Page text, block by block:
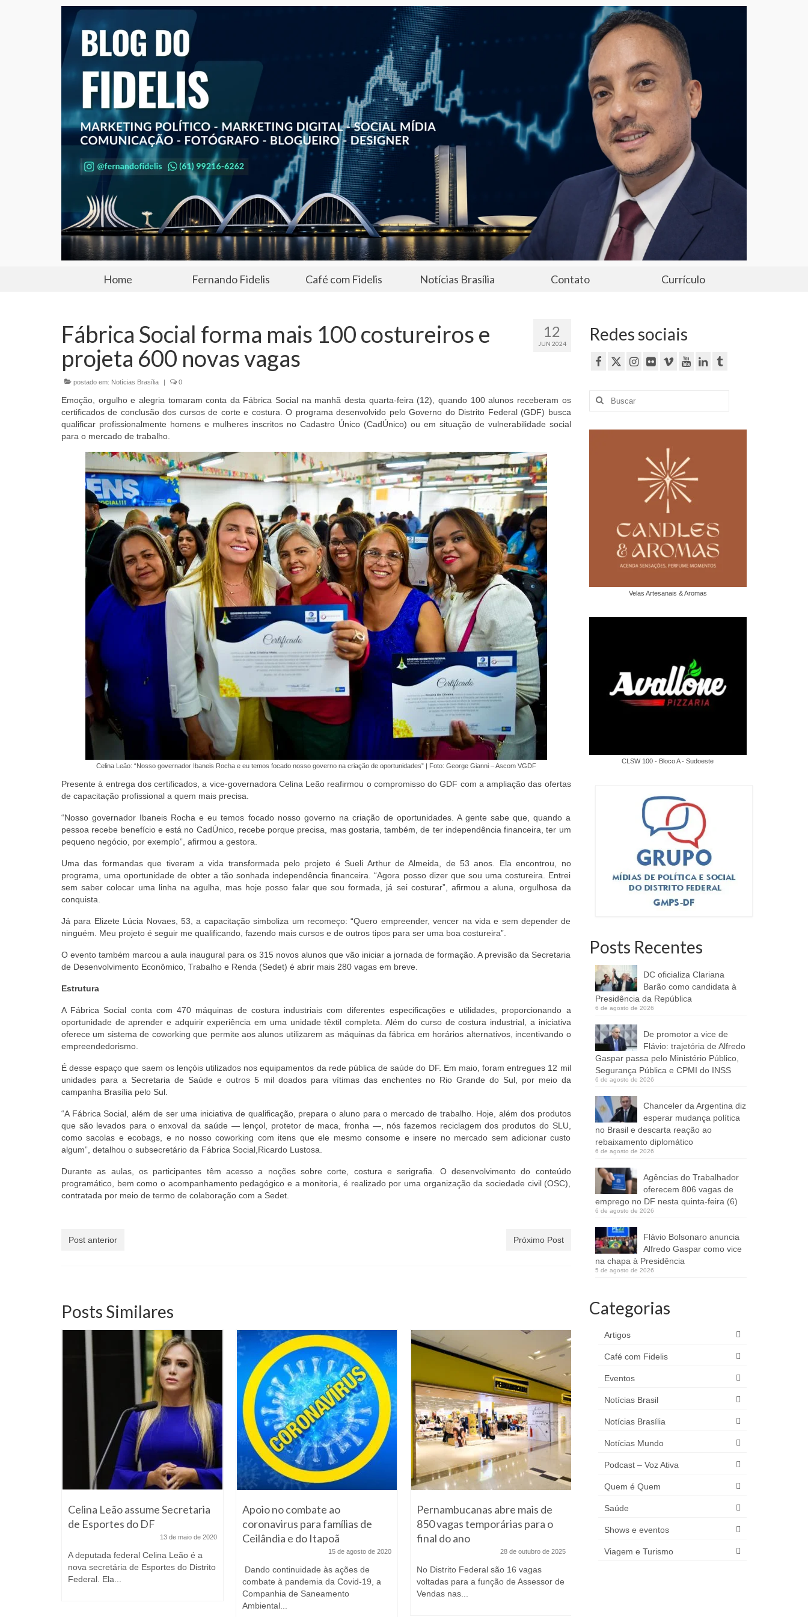
Home Fernando Fidelis Café com Fidelis Notícias Brasília Contato Currículo
12
JUN 2024
Fábrica Social forma mais 100 costureiros e
projeta 600 novas vagas
postado em: Notícias Brasília | 0
Emoção, orgulho e alegria tomaram conta da Fábrica Social na manhã desta quarta-feira (12), quando 100 alunos receberam os
certificados de conclusão dos cursos de corte e costura. O programa desenvolvido pelo Governo do Distrito Federal (GDF) busca
qualificar profissionalmente homens e mulheres inscritos no Cadastro Único (CadÚnico) ou em situação de vulnerabilidade social
para o mercado de trabalho.
Celina Leão: “Nosso governador Ibaneis Rocha e eu temos focado nosso governo na criação de oportunidades” | Foto: George Gianni – Ascom VGDF
Presente à entrega dos certificados, a vice-governadora Celina Leão reafirmou o compromisso do GDF com a ampliação das ofertas
de capacitação profissional a quem mais precisa.
“Nosso governador Ibaneis Rocha e eu temos focado nosso governo na criação de oportunidades. A gente sabe que, quando a
pessoa recebe benefício e está no CadÚnico, recebe porque precisa, mas gostaria, também, de ter independência financeira, ter um
pequeno negócio, por exemplo”, afirmou a gestora.
Uma das formandas que tiveram a vida transformada pelo projeto é Sueli Arthur de Almeida, de 53 anos. Ela encontrou, no
programa, uma oportunidade de obter a tão sonhada independência financeira. “Agora posso dizer que sou uma costureira. Entrei
sem saber colocar uma linha na agulha, mas hoje posso falar que sou formada, já sei costurar”, afirmou a aluna, orgulhosa da
conquista.
Já para Elizete Lúcia Novaes, 53, a capacitação simboliza um recomeço: “Quero empreender, vencer na vida e sem depender de
ninguém. Meu projeto é seguir me qualificando, fazendo mais cursos e de outros tipos para ser uma boa costureira”.
O evento também marcou a aula inaugural para os 315 novos alunos que vão iniciar a jornada de formação. A previsão da Secretaria
de Desenvolvimento Econômico, Trabalho e Renda (Sedet) é abrir mais 280 vagas em breve.
Estrutura
A Fábrica Social conta com 470 máquinas de costura industriais com diferentes especificações e utilidades, proporcionando a
oportunidade de aprender e adquirir experiência em uma unidade têxtil completa. Além do curso de costura industrial, a iniciativa
oferece um sistema de coworking que permite aos alunos utilizarem as máquinas da fábrica em horários alternativos, incentivando o
empreendedorismo.
É desse espaço que saem os lençóis utilizados nos equipamentos da rede pública de saúde do DF. Em maio, foram entregues 12 mil
unidades para a Secretaria de Saúde e outros 5 mil doados para vítimas das enchentes no Rio Grande do Sul, por meio da
campanha Brasília pelo Sul.
“A Fábrica Social, além de ser uma iniciativa de qualificação, prepara o aluno para o mercado de trabalho. Hoje, além dos produtos
que são levados para o enxoval da saúde — lençol, protetor de maca, fronha —, nós fazemos reciclagem dos produtos do SLU,
como sacolas e ecobags, e no nosso coworking com itens que ele mesmo consome e insere no mercado sem adicionar custo
algum”, detalhou o subsecretário da Fábrica Social,Ricardo Lustosa.
Durante as aulas, os participantes têm acesso a noções sobre corte, costura e serigrafia. O desenvolvimento do conteúdo
programático, bem como o acompanhamento pedagógico e a monitoria, é realizado por uma organização da sociedade civil (OSC),
contratada por meio de termo de colaboração com a Sedet.
Post anterior Próximo Post
Posts Similares
Celina Leão assume Secretaria
de Esportes do DF
13 de maio de 2020
A deputada federal Celina Leão é a
nova secretária de Esportes do Distrito
Federal. Ela...
Apoio no combate ao
coronavirus para famílias de
Ceilândia e do Itapoã
15 de agosto de 2020
Dando continuidade às ações de
combate à pandemia da Covid-19, a
Companhia de Saneamento
Ambiental...
Pernambucanas abre mais de
850 vagas temporárias para o
final do ano
28 de outubro de 2025
No Distrito Federal são 16 vagas
voltadas para a função de Assessor de
Vendas nas...
CPI do BNDES ouve
empresário Victor Sandri, a
Redes sociais
Buscar
Velas Artesanais & Aromas
CLSW 100 - Bloco A - Sudoeste
Posts Recentes
DC oficializa Clariana
Barão como candidata à
Presidência da República
6 de agosto de 2026
De promotor a vice de
Flávio: trajetória de Alfredo
Gaspar passa pelo Ministério Público,
Segurança Pública e CPMI do INSS
6 de agosto de 2026
Chanceler da Argentina diz
esperar mudança política
no Brasil e descarta reação ao
rebaixamento diplomático
6 de agosto de 2026
Agências do Trabalhador
oferecem 806 vagas de
emprego no DF nesta quinta-feira (6)
6 de agosto de 2026
Flávio Bolsonaro anuncia
Alfredo Gaspar como vice
na chapa à Presidência
5 de agosto de 2026
Categorias
Artigos
Café com Fidelis
Eventos
Notícias Brasil
Notícias Brasília
Notícias Mundo
Podcast – Voz Ativa
Quem é Quem
Saúde
Shows e eventos
Viagem e Turismo